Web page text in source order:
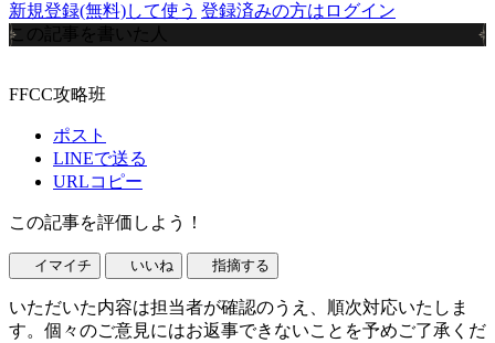
新規登録(無料)して使う 登録済みの方はログイン
この記事を書いた人
FFCC攻略班
ポスト
LINEで送る
URLコピー
この記事を評価しよう！
イマイチ いいね 指摘する
いただいた内容は担当者が確認のうえ、順次対応いたしま
す。個々のご意見にはお返事できないことを予めご了承くだ